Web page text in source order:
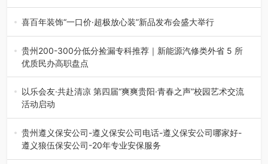
八一建军节到来之际，由贵州省退役军人事务厅指导，贵阳
市退役军人事务局联合贵州广电…
喜百年装饰“一口价·超极放心装”新品发布会盛大举行
2026年7月31日，喜百年装饰“一口价·超极放心装”新品发布
会在贵阳隆重举行。…
贵州200-300分低分捡漏专科推荐｜新能源汽修类外省 5 所
优质民办高职盘点
在贵州省高考志愿填报体系中，200至300分数段考生可选择
的省内工科、新能源汽车…
以乐会友·共赴清凉 第四届“爽爽贵阳·青春之声”校园艺术交流
活动启动
七月的贵阳，清风送爽，第四届“爽爽贵阳·青春之声”校园管
弦乐（合唱）艺术交流活动…
贵州遵义保安公司-遵义保安公司电话-遵义保安公司哪家好-
遵义狼伍保安公司-20年专业安保服务
在遵义，不管是企业园区运营、小区物业管理、建筑工地施